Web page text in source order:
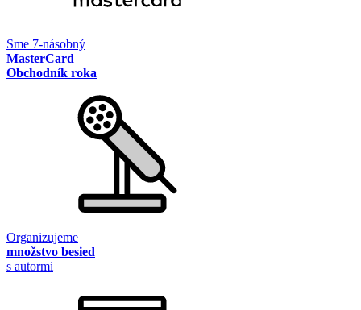
Sme 7-násobný
MasterCard
Obchodník roka
Organizujeme
množstvo besied
s autormi